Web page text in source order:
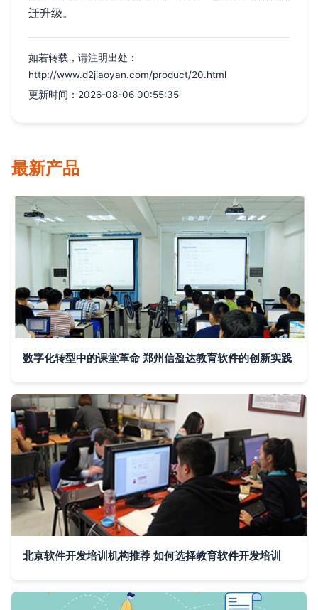
迁升级。
如若转载，请注明出处：
http://www.d2jiaoyan.com/product/20.html
更新时间：2026-08-06 00:55:35
最新产品
数字化转型中的课堂革命 郑州信盈达教育软件的创新实践
北京软件开发培训机构推荐 如何选择教育软件开发培训